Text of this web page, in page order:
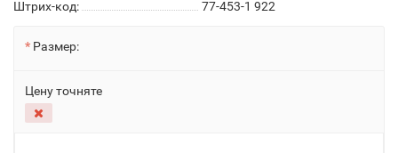
Штрих-код:
77-453-1 922
Размер:
Цену точняте